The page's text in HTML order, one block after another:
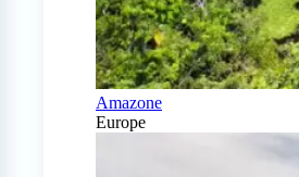
Amazone
Europe